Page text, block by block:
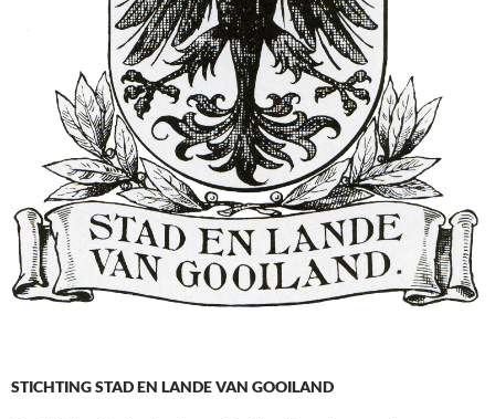
STICHTING STAD EN LANDE VAN GOOILAND